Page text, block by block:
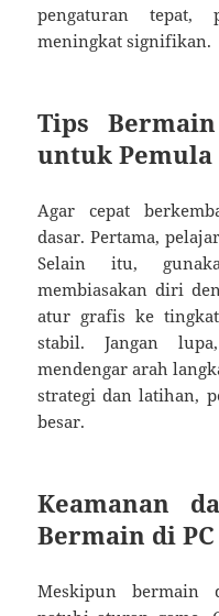
pengaturan tepat,
meningkat signifikan.
Tips
untuk Pemula
Agar cepat
dasar. Pertama,
Selain itu,
membiasakan diri
atur grafis ke
stabil. Jangan
mendengar arah
strategi dan latihan,
besar.
Keamanan
Bermain di PC
Meskipun bermain